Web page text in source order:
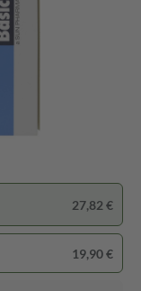
27,82 €
19,90 €